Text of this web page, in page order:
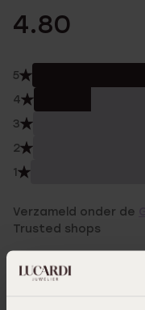
4.80
5
4
3
2
1
Verzameld onder de
Trusted shops